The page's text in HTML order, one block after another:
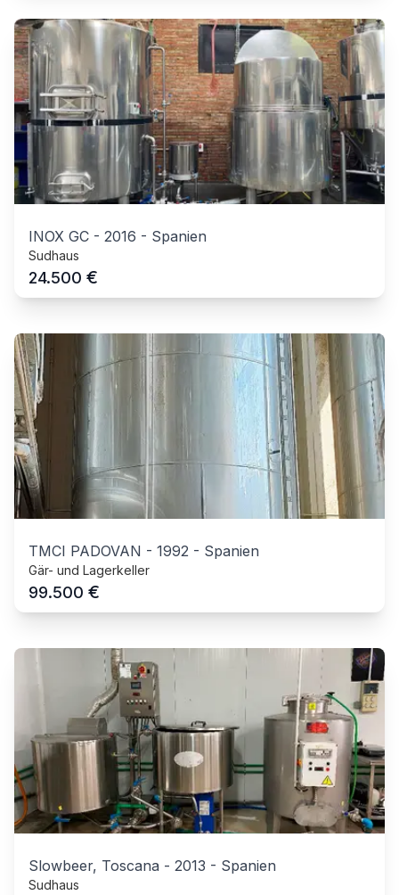
INOX GC - 2016 - Spanien
Sudhaus
24.500 €
TMCI PADOVAN - 1992 - Spanien
Gär- und Lagerkeller
99.500 €
Slowbeer, Toscana - 2013 - Spanien
Sudhaus